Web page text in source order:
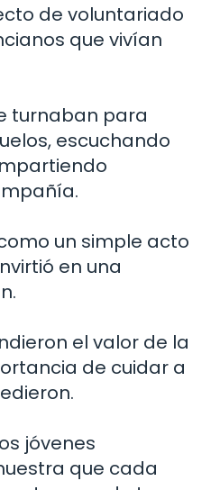
de voluntariado
que vivían
turnaban para
escuchando
un simple acto
en una
el valor de la
de cuidar a
jóvenes
que cada